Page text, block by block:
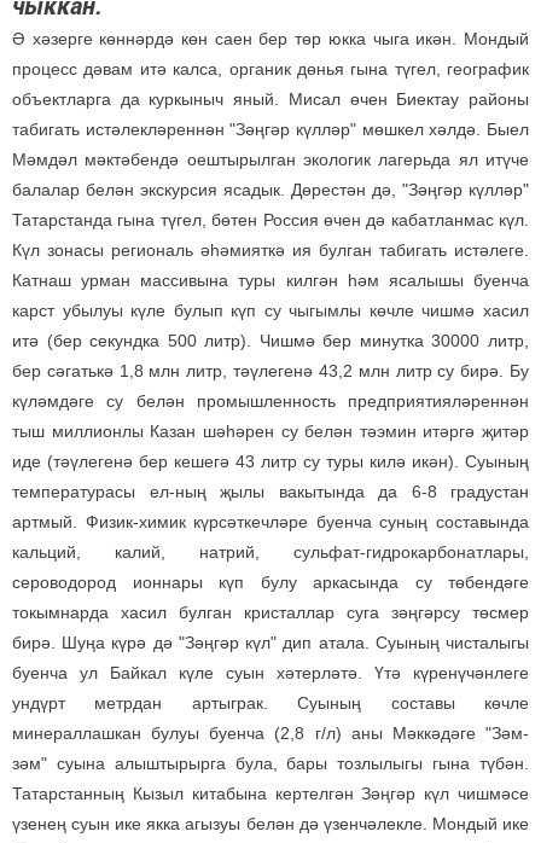
Ә хәзерге көннәрдә көн саен бер төр юкка чыга икән. Мондый
процесс дәвам итә калса, органик дөнья гына түгел, географик
объектларга да куркыныч яный. Мисал өчен Биектау районы
табигать истәлекләреннән "Зәңгәр күлләр" мөшкел хәлдә. Быел
Мәмдәл мәктәбендә оештырылган экологик лагерьда ял итүче
балалар белән экскурсия ясадык. Дөрестән дә, "Зәңгәр күлләр"
Татарстанда гына түгел, бөтен Россия өчен дә кабатланмас күл.
Күл зонасы региональ әһәмияткә ия булган табигать истәлеге.
Катнаш урман массивына туры килгән һәм ясалышы буенча
карст убылуы күле булып күп су чыгымлы көчле чишмә хасил
итә (бер секундка 500 литр). Чишмә бер минутка 30000 литр,
бер сәгатькә 1,8 млн литр, тәүлегенә 43,2 млн литр су бирә. Бу
күләмдәге су белән промышленность предприятияләреннән
тыш миллионлы Казан шәһәрен су белән тәэмин итәргә җитәр
иде (тәүлегенә бер кешегә 43 литр су туры килә икән). Суының
температурасы ел-ның җылы вакытында да 6-8 градустан
артмый. Физик-химик күрсәткечләре буенча суның составында
кальций, калий, натрий, сульфат-гидрокарбонатлары,
сероводород ионнары күп булу аркасында су төбендәге
токымнарда хасил булган кристаллар суга зәңгәрсу төсмер
бирә. Шуңа күрә дә "Зәңгәр күл" дип атала. Суының чисталыгы
буенча ул Байкал күле суын хәтерләтә. Үтә күренүчәнлеге
ундүрт метрдан артыграк. Суының составы көчле
минераллашкан булуы буенча (2,8 г/л) аны Мәккәдәге "Зәм-
зәм" суына алыштырырга була, бары тозлылыгы гына түбән.
Татарстанның Кызыл китабына кертелгән Зәңгәр күл чишмәсе
үзенең суын ике якка агызуы белән дә үзенчәлекле. Мондый ике